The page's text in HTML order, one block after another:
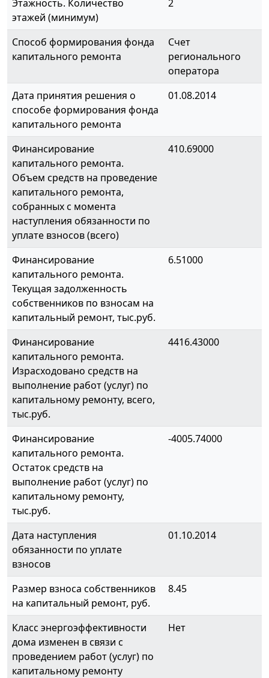
Этажность. Количество
этажей (минимум)
2
Способ формирования фонда
капитального ремонта
Счет
регионального
оператора
Дата принятия решения о
способе формирования фонда
капитального ремонта
01.08.2014
Финансирование
капитального ремонта.
Объем средств на проведение
капитального ремонта,
собранных с момента
наступления обязанности по
уплате взносов (всего)
410.69000
Финансирование
капитального ремонта.
Текущая задолженность
собственников по взносам на
капитальный ремонт, тыс.руб.
6.51000
Финансирование
капитального ремонта.
Израсходовано средств на
выполнение работ (услуг) по
капитальному ремонту, всего,
тыс.руб.
4416.43000
Финансирование
капитального ремонта.
Остаток средств на
выполнение работ (услуг) по
капитальному ремонту,
тыс.руб.
-4005.74000
Дата наступления
обязанности по уплате
взносов
01.10.2014
Размер взноса собственников
на капитальный ремонт, руб.
8.45
Класс энергоэффективности
дома изменен в связи с
проведением работ (услуг) по
капитальному ремонту
Нет